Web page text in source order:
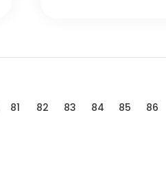
81 82 83 84 85 86